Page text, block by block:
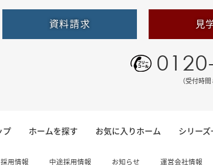
資料請求 見
（受付時
プ ホームを探す お気に入りホーム シリー
用情報 中途採用情報 お知らせ 運営会社情報